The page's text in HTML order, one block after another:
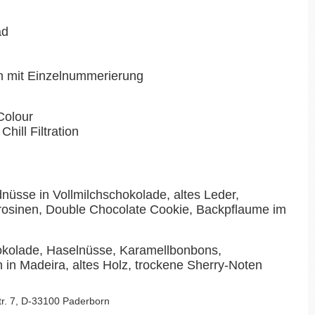
mit Einzelnummerierung
Filtration
in Vollmilchschokolade, altes Leder,
Double Chocolate Cookie, Backpflaume im
Haselnüsse, Karamellbonbons,
in Madeira, altes Holz, trockene Sherry-Noten
7, D-33100 Paderborn